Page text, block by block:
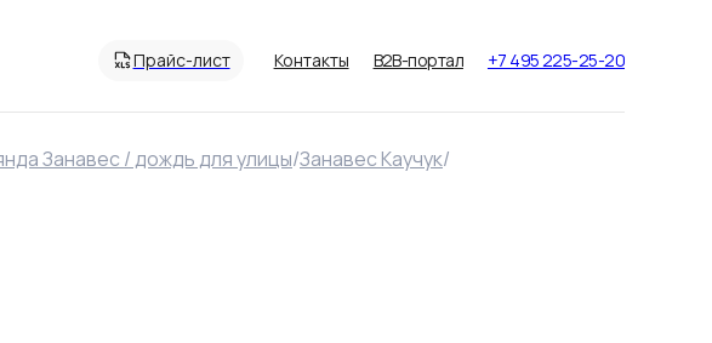
Прайс-лист Контакты B2B-портал +7 495 225-25-20
Занавес / дождь для улицы/Занавес Каучук/